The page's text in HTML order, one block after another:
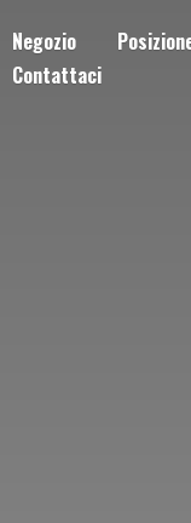
Negozio
Contattaci